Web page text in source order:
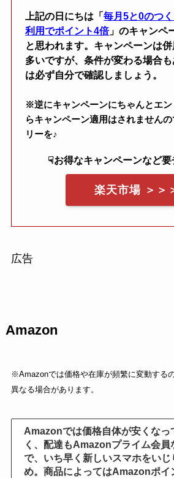
上記の日にちは「毎月5と0のつ
利用でポイント4倍」のキャンペ
と思われます。キャンペーンは
多いですが、条件が変わる場合
は必ず自分で確認しましょう。
※逆にキャンペーンにちゃんとエン
らキャンペーン適用はされません
リーを♪
☟お得なキャンペーンなど
楽天市場 ＞＞
広告
Amazon
※Amazonでは価格や在庫が頻繁に変動する
異なる場合があります。
Amazonでは価格自体が安くなっ
く、配達もAmazonプライム会員
で、いち早く新しいスマホをい
め。商品によってはAmazonポイ